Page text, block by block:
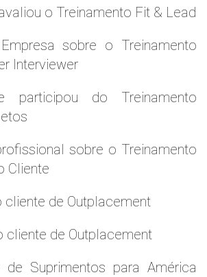
o Treinamento Fit & Lead
sobre o Treinamento
Interviewer
participou do Treinamento
sobre o Treinamento
Cliente
cliente de Outplacement
cliente de Outplacement
Suprimentos para América